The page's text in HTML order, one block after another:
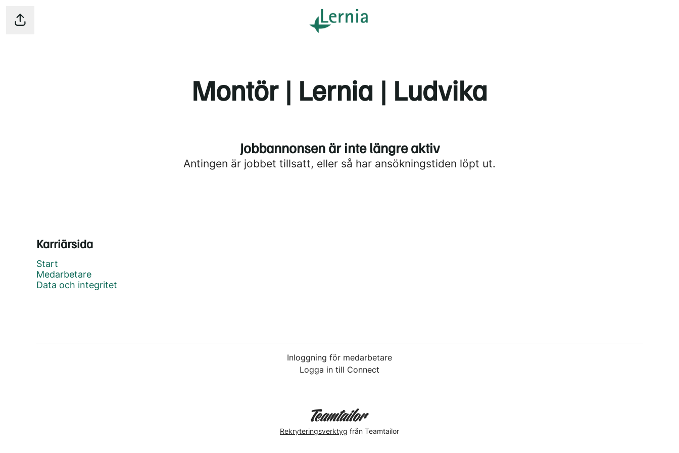
Dela sidan
Montör | Lernia | Ludvika
Jobbannonsen är inte längre aktiv
Antingen är jobbet tillsatt, eller så har ansökningstiden löpt ut.
Karriärsida
Start
Medarbetare
Data och integritet
Inloggning för medarbetare
Logga in till Connect
Rekryteringsverktyg från Teamtailor